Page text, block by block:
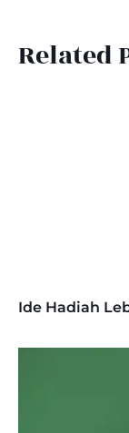
Related
Ide Hadiah